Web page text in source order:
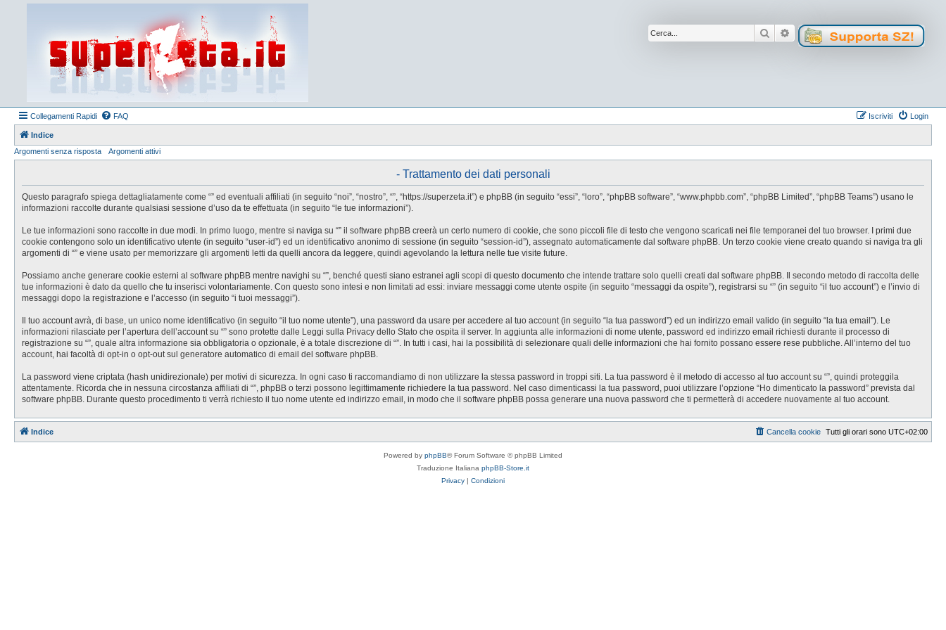
Cerca Ricerca avanzata
Collegamenti Rapidi FAQ Login
Iscriviti
Indice
Argomenti senza risposta
Argomenti attivi
- Trattamento dei dati personali
Questo paragrafo spiega dettagliatamente come “” ed eventuali affiliati (in seguito “noi”, “nostro”, “”, “https://superzeta.it”) e phpBB (in seguito “essi”, “loro”, “phpBB software”, “www.phpbb.com”, “phpBB Limited”, “phpBB Teams”) usano le
informazioni raccolte durante qualsiasi sessione d’uso da te effettuata (in seguito “le tue informazioni”).
Le tue informazioni sono raccolte in due modi. In primo luogo, mentre si naviga su “” il software phpBB creerà un certo numero di cookie, che sono piccoli file di testo che vengono scaricati nei file temporanei del tuo browser. I primi due
cookie contengono solo un identificativo utente (in seguito “user-id”) ed un identificativo anonimo di sessione (in seguito “session-id”), assegnato automaticamente dal software phpBB. Un terzo cookie viene creato quando si naviga tra gli
argomenti di “” e viene usato per memorizzare gli argomenti letti da quelli ancora da leggere, quindi agevolando la lettura nelle tue visite future.
Possiamo anche generare cookie esterni al software phpBB mentre navighi su “”, benché questi siano estranei agli scopi di questo documento che intende trattare solo quelli creati dal software phpBB. Il secondo metodo di raccolta delle
tue informazioni è dato da quello che tu inserisci volontariamente. Con questo sono intesi e non limitati ad essi: inviare messaggi come utente ospite (in seguito “messaggi da ospite”), registrarsi su “” (in seguito “il tuo account”) e l’invio di
messaggi dopo la registrazione e l’accesso (in seguito “i tuoi messaggi”).
Il tuo account avrà, di base, un unico nome identificativo (in seguito “il tuo nome utente”), una password da usare per accedere al tuo account (in seguito “la tua password”) ed un indirizzo email valido (in seguito “la tua email”). Le
informazioni rilasciate per l’apertura dell’account su “” sono protette dalle Leggi sulla Privacy dello Stato che ospita il server. In aggiunta alle informazioni di nome utente, password ed indirizzo email richiesti durante il processo di
registrazione su “”, quale altra informazione sia obbligatoria o opzionale, è a totale discrezione di “”. In tutti i casi, hai la possibilità di selezionare quali delle informazioni che hai fornito possano essere rese pubbliche. All’interno del tuo
account, hai facoltà di opt-in o opt-out sul generatore automatico di email del software phpBB.
La password viene criptata (hash unidirezionale) per motivi di sicurezza. In ogni caso ti raccomandiamo di non utilizzare la stessa password in troppi siti. La tua password è il metodo di accesso al tuo account su “”, quindi proteggila
attentamente. Ricorda che in nessuna circostanza affiliati di “”, phpBB o terzi possono legittimamente richiedere la tua password. Nel caso dimenticassi la tua password, puoi utilizzare l’opzione “Ho dimenticato la password” prevista dal
software phpBB. Durante questo procedimento ti verrà richiesto il tuo nome utente ed indirizzo email, in modo che il software phpBB possa generare una nuova password che ti permetterà di accedere nuovamente al tuo account.
Indice Tutti gli orari sono UTC+02:00
Cancella cookie
Powered by phpBB® Forum Software © phpBB Limited
Traduzione Italiana phpBB-Store.it
Privacy | Condizioni